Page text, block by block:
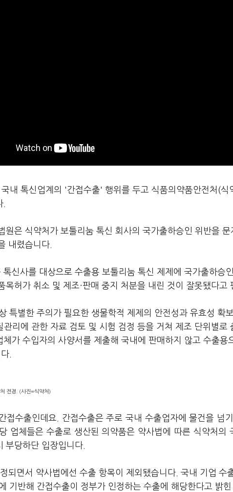
내 톡신업계의 '간접수출' 행위를 두고 식품의약품안전처(식
.
원은 식약처가 보툴리눔 톡신 회사의 국가출하승인 위반을
내렸습니다.
톡신사를 대상으로 수출용 보툴리눔 톡신 제제에 국가출하승
목허가 취소 및 제조·판매 중지 처분을 내린 것이 잘못됐다고
특별한 주의가 필요한 생물학적 제제의 안전성과 유효성 확
관리에 관한 자료 검토 및 시험 검정 등을 거쳐 제조 단위별로
가 수입자의 사양서를 제출해 국내에 판매하지 않고 수출용
.
전경. (사진=식약처)
접수출인데요. 간접수출은 주로 국내 수출업자에 물건을 넘
업체들은 수출로 생산된 의약품은 약사법에 따른 식약처의
부당하단 입장입니다.
되면서 약사법에선 수출 항목이 제외됐습니다. 국내 기업 수
기반해 간접수출이 정부가 인정하는 수출에 해당한다고 밝힌